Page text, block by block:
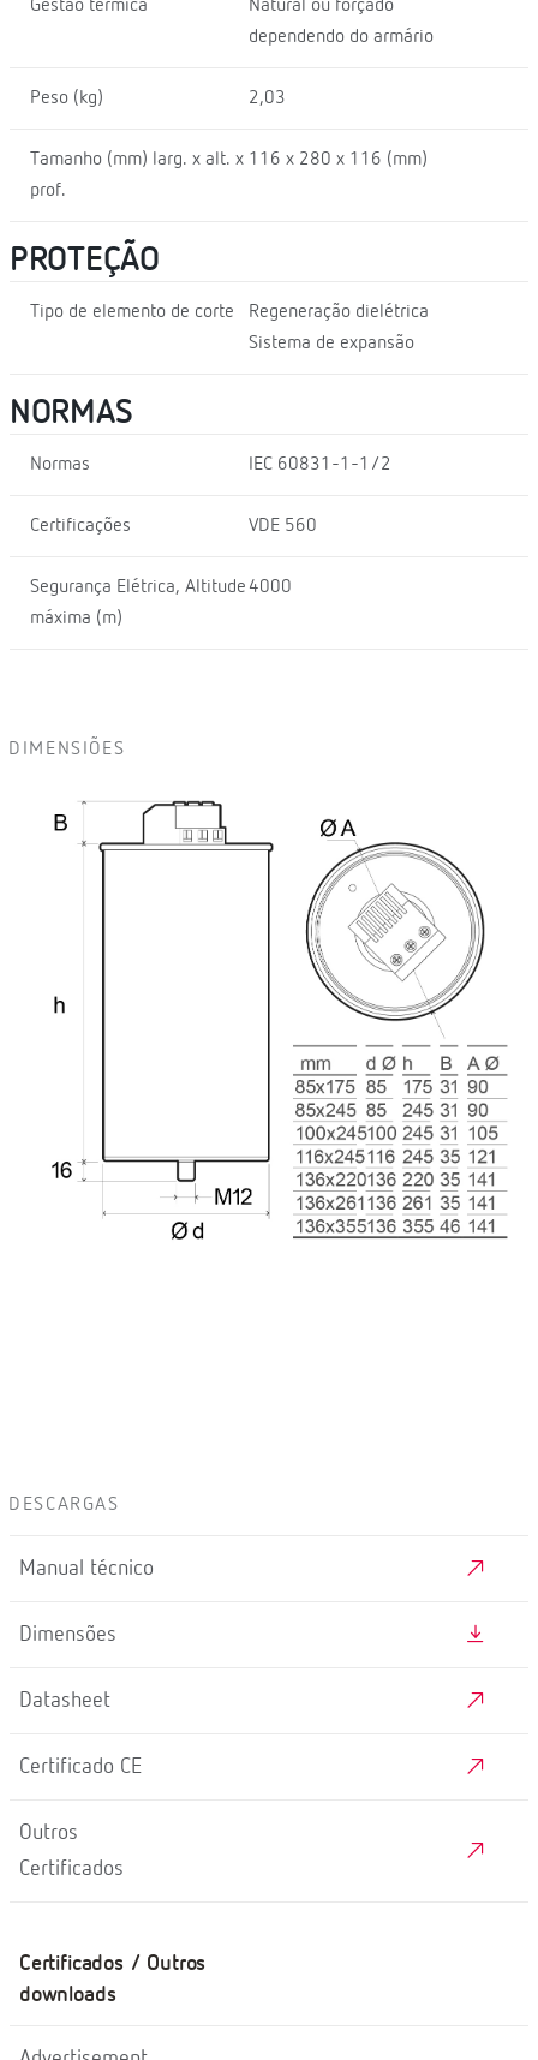
Gestão térmica
Natural ou forçado
dependendo do armário
Peso (kg) 2,03
Tamanho (mm) larg. x alt. x
prof.
116 x 280 x 116 (mm)
PROTEÇÃO
Tipo de elemento de corte
Regeneração dielétrica
Sistema de expansão
NORMAS
Normas IEC 60831-1-1/2
Certificações VDE 560
Segurança Elétrica, Altitude
máxima (m)
4000
DIMENSIÕES
DESCARGAS
Manual técnico
Dimensões
Datasheet
Certificado CE
Outros
Certificados
Certificados / Outros
downloads